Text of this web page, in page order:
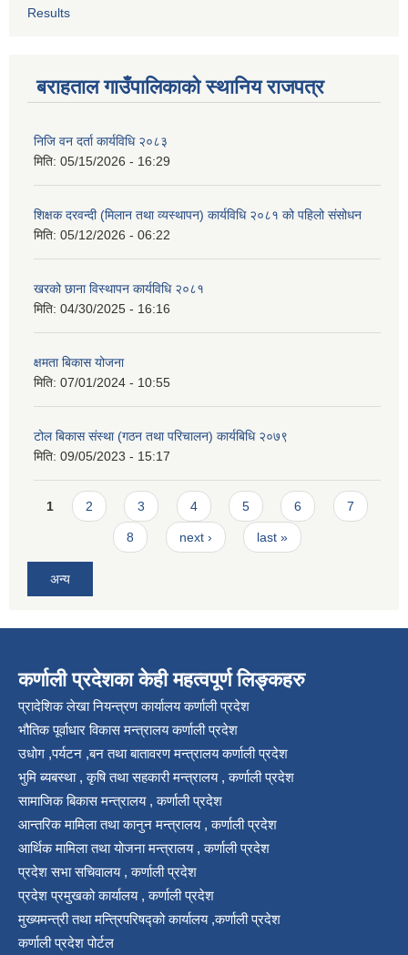
Results
बराहताल गाउँपालिकाको स्थानिय राजपत्र
निजि वन दर्ता कार्यविधि २०८३
मिति: 05/15/2026 - 16:29
शिक्षक दरवन्दी (मिलान तथा व्यस्थापन) कार्यविधि २०८१ को पहिलो संसोधन
मिति: 05/12/2026 - 06:22
खरको छाना विस्थापन कार्यविधि २०८१
मिति: 04/30/2025 - 16:16
क्षमता बिकास योजना
मिति: 07/01/2024 - 10:55
टोल बिकास संस्था (गठन तथा परिचालन) कार्यबिधि २०७९
मिति: 09/05/2023 - 15:17
Pages
1 2 3 4 5 6 7
8 next › last »
अन्य
कर्णाली प्रदेशका केही महत्वपूर्ण लिङ्कहरु
प्रादेशिक लेखा नियन्त्रण कार्यालय कर्णाली प्रदेश
भौतिक पूर्वाधार विकास मन्त्रालय कर्णाली प्रदेश
उधोग ,पर्यटन ,बन तथा बातावरण मन्त्रालय कर्णाली प्रदेश
भुमि ब्यबस्था , कृषि तथा सहकारी मन्त्रालय , कर्णाली प्रदेश
सामाजिक बिकास मन्त्रालय , कर्णाली प्रदेश
आन्तरिक मामिला तथा कानुन मन्त्रालय , कर्णाली प्रदेश
आर्थिक मामिला तथा योजना मन्त्रालय , कर्णाली प्रदेश
प्रदेश सभा सचिवालय , कर्णाली प्रदेश
प्रदेश प्रमुखको कार्यालय , कर्णाली प्रदेश
मुख्यमन्त्री तथा मन्त्रिपरिषद्को कार्यालय ,कर्णाली प्रदेश
कर्णाली प्रदेश पोर्टल